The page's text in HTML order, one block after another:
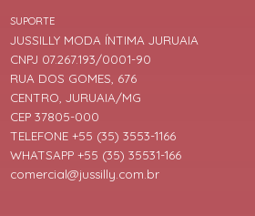
SUPORTE
JUSSILLY MODA ÍNTIMA JURUAIA
CNPJ 07.267.193/0001-90
RUA DOS GOMES, 676
CENTRO, JURUAIA/MG
CEP 37805-000
TELEFONE +55 (35) 3553-1166
WHATSAPP +55 (35) 35531-166
comercial@jussilly.com.br